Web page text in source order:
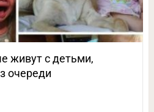
живут с детьми,
очереди